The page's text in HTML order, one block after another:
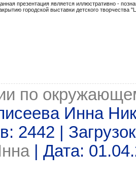
презентация является иллюстративно -
городской выставки детского творчества
по
Инна
2442 |
| Дата: